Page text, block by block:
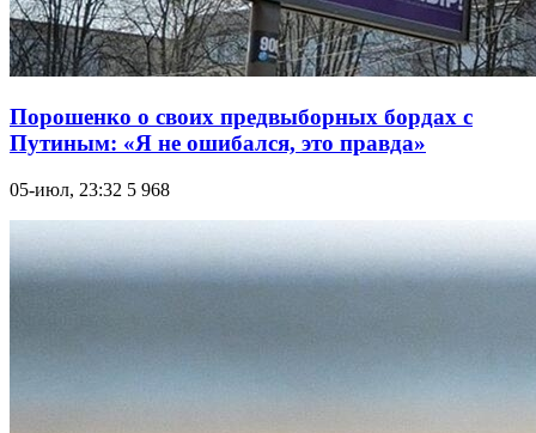
Порошенко о своих предвыборных бордах с
Путиным: «Я не ошибался, это правда»
05-июл, 23:32 5 968